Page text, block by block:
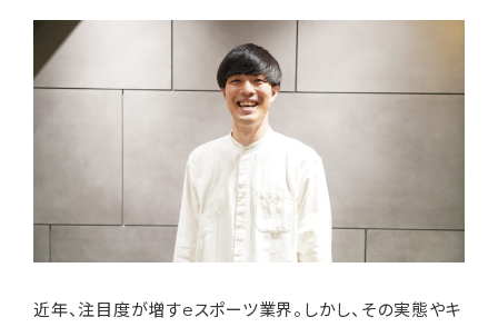
近年、注目度が増すeスポーツ業界。しかし、その実態やキ